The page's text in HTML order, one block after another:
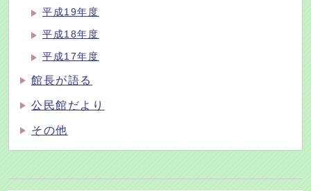
平成19年度
平成18年度
平成17年度
館長が語る
公民館だより
その他